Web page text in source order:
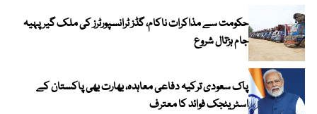
حکومت سے مذاکرات ناکام، گڈز ٹرانسپورٹرز کی ملک گیر پہیہ
جام ہڑتال شروع
پاک سعودی ترکیہ دفاعی معاہدہ، بھارت بھی پاکستان کے
اسٹریٹجک فوائد کا معترف